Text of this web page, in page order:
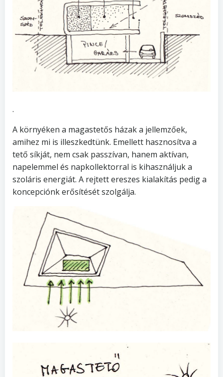
.
A környéken a magastetős házak a jellemzőek,
amihez mi is illeszkedtünk. Emellett hasznosítva a
tető síkját, nem csak passzívan, hanem aktívan,
napelemmel és napkollektorral is kihasználjuk a
szoláris energiát. A rejtett ereszes kialakítás pedig a
koncepciónk erősítését szolgálja.